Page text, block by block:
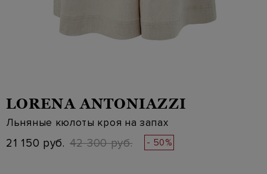
LORENA ANTONIAZZI
Льняные кюлоты кроя на запах
21 150 руб. 42 300 руб. - 50%